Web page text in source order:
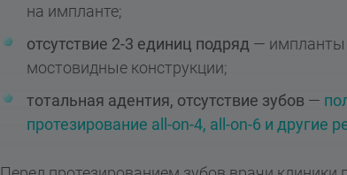
на импланте;
отсутствие 2-3 единиц подряд — импланты
мостовидные конструкции;
тотальная адентия, отсутствие зубов —
протезирование all-on-4, all-on-6 и другие